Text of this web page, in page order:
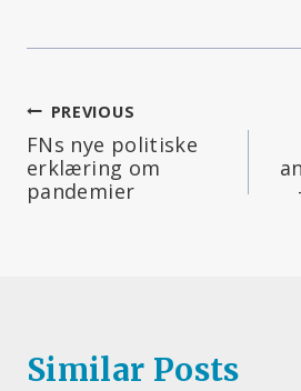
PREVIOUS
FNs nye politiske
erklæring om
pandemier
Similar Posts